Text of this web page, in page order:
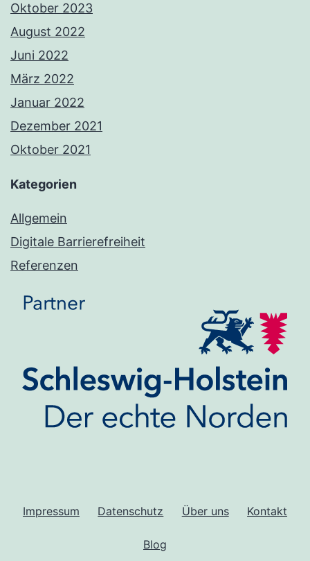
Oktober 2023
August 2022
Juni 2022
März 2022
Januar 2022
Dezember 2021
Oktober 2021
Kategorien
Allgemein
Digitale Barrierefreiheit
Referenzen
Impressum Datenschutz Über uns Kontakt
Blog